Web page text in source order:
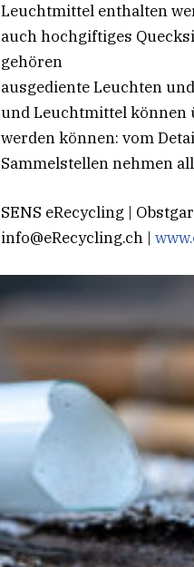
Leuchtmittel enthalten
auch hochgiftiges
gehören
ausgediente Leuchten
und Leuchtmittel können
werden können: vom
Sammelstellen nehmen
SENS eRecycling |
info@eRecycling.ch |